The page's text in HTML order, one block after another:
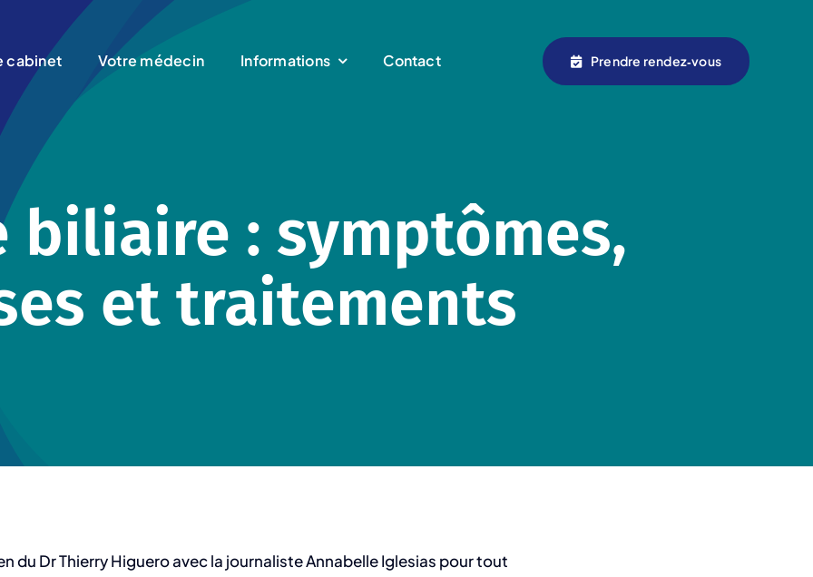
cabinet Votre médecin Informations Contact Prendre rendez‑vous
biliaire : symptômes,
et traitements
du Dr Thierry Higuero avec la journaliste Annabelle Iglesias pour tout